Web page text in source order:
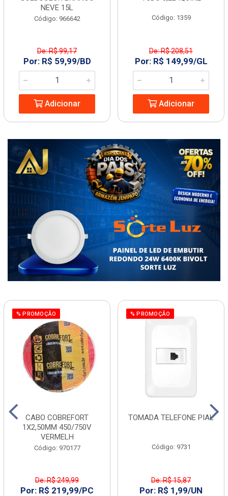
NEVE 15L
Código: 966642
De: R$ 99,17
Por: R$ 59,99/BD
Adicionar
Código: 1359
De: R$ 208,51
Por: R$ 149,99/GL
Adicionar
% PROMOÇÃO
CABO COBREFORT
1X2,50MM 450/750V
VERMELH
Código: 970177
De: R$ 249,99
Por: R$ 219,99/PC
% PROMOÇÃO
TOMADA TELEFONE PIAL
Código: 9731
De: R$ 15,87
Por: R$ 1,99/UN